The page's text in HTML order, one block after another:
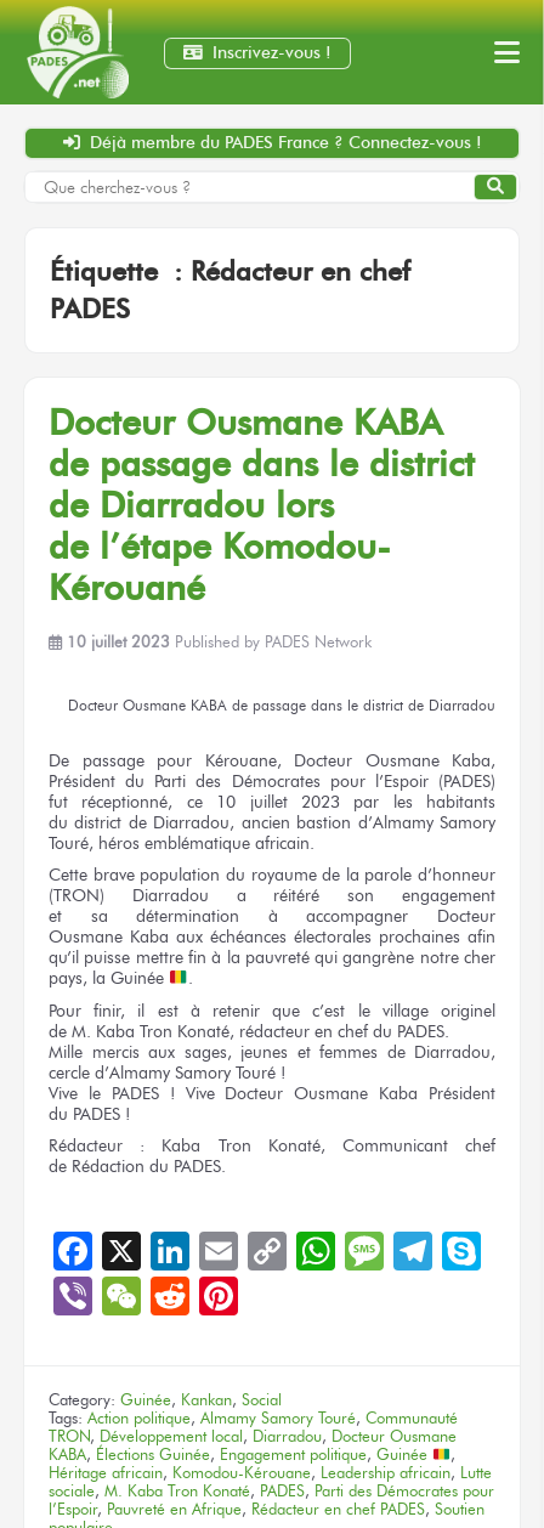
Inscrivez-vous !
Déjà membre du PADES France ? Connectez-vous !
Étiquette : Rédacteur en chef
PADES
Docteur Ousmane KABA
de passage dans le district
de Diarradou lors
de l’étapeKomodou-
Kérouané
10 juillet 2023 Published by PADES Network
Docteur Ousmane KABA de passage dans le district de Diarradou
De passage pour Kérouane, Docteur Ousmane Kaba,
Présidentdu Parti des Démocrates pour l’Espoir(PADES)
fut réceptionné,
ce 10 juillet 2023 par les habitants
du district de Diarradou, ancien bastion d’Almamy Samory
Touré, héros emblématique africain.
Cette bravepopulation du royaume de la parole d’honneur
(TRON) Diarradou a réitéré
son engagement
et sa détermination
à accompagner Docteur
Ousmane Kaba aux échéances électorales prochaines afin
qu’il puisse mettre finà la pauvreté qui gangrène notre cher
pays, la Guinée
.
Pour finir, il est à retenir que c’est le villageoriginel
de M. Kaba Tron Konaté, rédacteur en chef du PADES.
Mille mercis aux sages, jeunes et femmes de Diarradou,
cercle d’Almamy Samory Touré !
Vive le PADES ! Vive DocteurOusmane Kaba Président
du PADES !
Rédacteur : Kaba Tron Konaté, Communicant chef
de Rédaction du PADES.
Facebook
X LinkedIn
EmailCopyWhatsApp
Message
ViberWeChat
Reddit
Category: Guinée, Kankan, Social
Tags: Action politique, Almamy Samory Touré, Communauté
TRON, Développement local , Diarradou, Docteur Ousmane
KABA, Élections Guinée, Engagement politique, Guinée
,
Héritage africain, Komodou-Kérouane, Leadership africain, Lutte
sociale, M. Kaba Tron Konaté, PADES, Parti des Démocrates pour
l’Espoir, Pauvreté en Afrique, Rédacteur en chef PADES, Soutien